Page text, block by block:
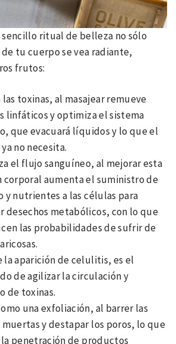
sencillo ritual de belleza no sólo
tu cuerpo se vea radiante,
frutos:
las toxinas, al masajear remueve
linfáticos y optimiza el sistema
que evacuará líquidos y lo que el
no necesita.
el flujo sanguíneo, al mejorar esta
corporal aumenta el suministro de
y nutrientes a las células para
desechos metabólicos, con lo que
las probabilidades de sufrir de
la aparición de celulitis, es el
de agilizar la circulación y
de toxinas.
una exfoliación, al barrer las
y destapar los poros, lo que
penetración de productos